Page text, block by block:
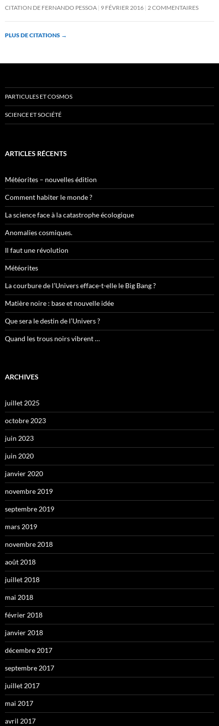
CITATION DE FERNANDO PESSOA 9 FÉVRIER 2016 2 COMMENTAIRES
PLUS DE CITATIONS →
PARTICULES ET COSMOS
SCIENCE ET SOCIÉTÉ
ARTICLES RÉCENTS
Météorites – nouvelles édition
Comment habiter le monde ?
La science face à la catastrophe écologique
Anomalies cosmiques.
Il faut une révolution
Météorites
La courbure de l’Univers efface-t-elle le Big Bang ?
Matière noire : base et nouvelle idée
Que sera le destin de l’Univers ?
Quand les trous noirs vibrent …
ARCHIVES
juillet 2025
octobre 2023
juin 2023
juin 2020
janvier 2020
novembre 2019
septembre 2019
mars 2019
novembre 2018
août 2018
juillet 2018
mai 2018
février 2018
janvier 2018
décembre 2017
septembre 2017
juillet 2017
mai 2017
avril 2017